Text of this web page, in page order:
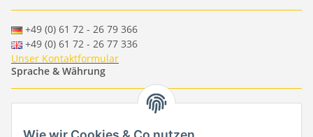
+49 (0) 61 72 - 26 79 366
+49 (0) 61 72 - 26 77 336
Unser Kontaktformular
Sprache & Währung
- - -
-
EUR-GBP-USD-CHF